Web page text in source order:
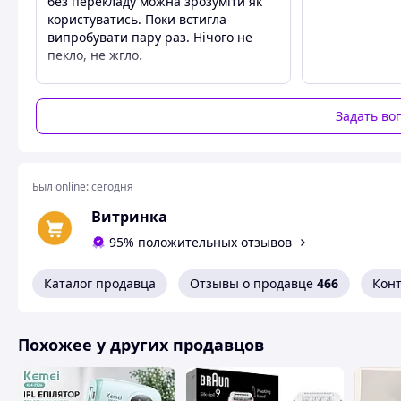
користуватись. Поки встигла
випробувати пару раз. Нічого не
пекло, не жгло.
Преимущества
Швидка відправка
Задать
Был online:сегодня
Витринка
95% положительных отзывов
Каталог продавца Отзывы о продавце 466
Похожее у других продавцов